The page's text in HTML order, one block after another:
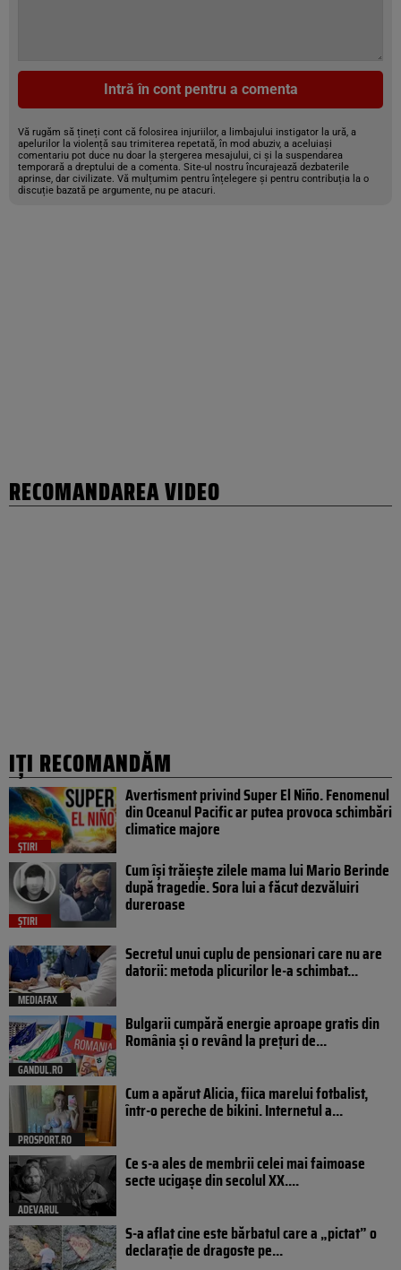
Intră în cont pentru a comenta
Vă rugăm să țineți cont că folosirea injuriilor, a limbajului instigator la ură, a
apelurilor la violență sau trimiterea repetată, în mod abuziv, a aceluiași
comentariu pot duce nu doar la ștergerea mesajului, ci și la suspendarea
temporară a dreptului de a comenta. Site-ul nostru încurajează dezbaterile
aprinse, dar civilizate. Vă mulțumim pentru înțelegere și pentru contribuția la o
discuție bazată pe argumente, nu pe atacuri.
RECOMANDAREA VIDEO
IȚI RECOMANDĂM
ȘTIRI
Avertisment privind Super El Niño. Fenomenul
din Oceanul Pacific ar putea provoca schimbări
climatice majore
ȘTIRI
Cum își trăiește zilele mama lui Mario Berinde
după tragedie. Sora lui a făcut dezvăluiri
dureroase
MEDIAFAX
Secretul unui cuplu de pensionari care nu are
datorii: metoda plicurilor le-a schimbat...
GANDUL.RO
Bulgarii cumpără energie aproape gratis din
România și o revând la prețuri de...
PROSPORT.RO
Cum a apărut Alicia, fiica marelui fotbalist,
într-o pereche de bikini. Internetul a...
ADEVARUL
Ce s-a ales de membrii celei mai faimoase
secte ucigașe din secolul XX....
S-a aflat cine este bărbatul care a „pictat” o
declarație de dragoste pe...